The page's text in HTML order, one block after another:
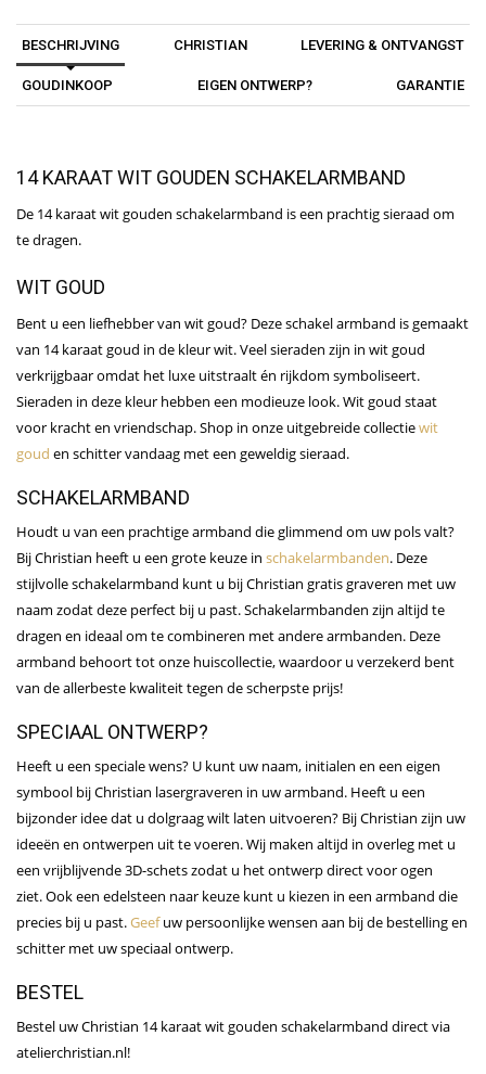
BESCHRIJVING CHRISTIAN LEVERING & ONTVANGST
GOUDINKOOP EIGEN ONTWERP? GARANTIE
14 KARAAT WIT GOUDEN SCHAKELARMBAND
De 14 karaat wit gouden schakelarmband is een prachtig sieraad om
te dragen.
WIT GOUD
Bent u een liefhebber van wit goud? Deze schakel armband is gemaakt
van 14 karaat goud in de kleur wit. Veel sieraden zijn in wit goud
verkrijgbaar omdat het luxe uitstraalt én rijkdom symboliseert.
Sieraden in deze kleur hebben een modieuze look. Wit goud staat
voor kracht en vriendschap. Shop in onze uitgebreide collectiewit
goud en schitter vandaag met een geweldig sieraad.
SCHAKELARMBAND
Houdt u van een prachtige armband die glimmend om uw pols valt?
Bij Christian heeft u een grote keuze in schakelarmbanden. Deze
stijlvolle schakelarmband kunt u bij Christian gratis graveren met uw
naam zodat deze perfect bij u past. Schakelarmbanden zijn altijd te
dragen en ideaal om te combineren met andere armbanden. Deze
armband behoort tot onze huiscollectie, waardoor u verzekerd bent
van de allerbeste kwaliteit tegen de scherpste prijs!
SPECIAAL ONTWERP?
Heeft u een speciale wens? U kunt uw naam, initialen en een eigen
symbool bij Christian lasergraveren in uw armband. Heeft u een
bijzonder idee dat u dolgraag wilt laten uitvoeren? Bij Christian zijn uw
ideeën en ontwerpen uit te voeren. Wij maken altijd in overleg met u
een vrijblijvende 3D-schets zodat u het ontwerp direct voor ogen
ziet. Ook een edelsteen naar keuze kunt u kiezen in een armband die
precies bij u past.Geefuw persoonlijke wensen aan bij de bestelling en
schitter met uw speciaal ontwerp.
BESTEL
Bestel uw Christian 14 karaat wit gouden schakelarmband direct via
atelierchristian.nl!